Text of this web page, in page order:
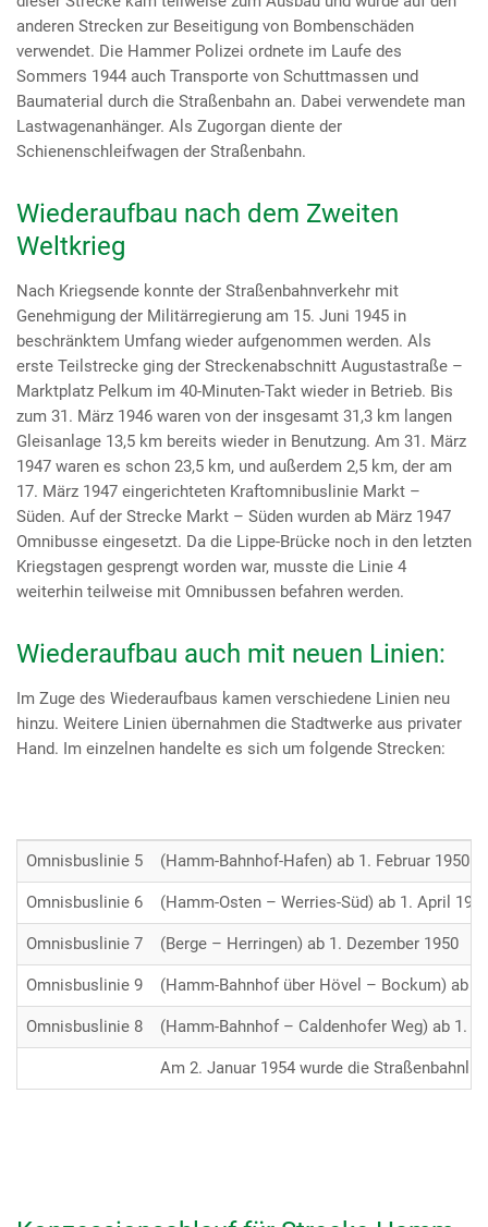
anderen Strecken zur Beseitigung von Bombenschäden
verwendet. Die Hammer Polizei ordnete im Laufe des
Sommers 1944 auch Transporte von Schuttmassen und
Baumaterial durch die Straßenbahn an. Dabei verwendete man
Lastwagenanhänger. Als Zugorgan diente der
Schienenschleifwagen der Straßenbahn.
Wiederaufbau nach dem Zweiten
Weltkrieg
Nach Kriegsende konnte der Straßenbahnverkehr mit
Genehmigung der Militärregierung am 15. Juni 1945 in
beschränktem Umfang wieder aufgenommen werden. Als
erste Teilstrecke ging der Streckenabschnitt Augustastraße –
Marktplatz Pelkum im 40-Minuten-Takt wieder in Betrieb. Bis
zum 31. März 1946 waren von der insgesamt 31,3 km langen
Gleisanlage 13,5 km bereits wieder in Benutzung. Am 31. März
1947 waren es schon 23,5 km, und außerdem 2,5 km, der am
17. März 1947 eingerichteten Kraftomnibuslinie Markt –
Süden. Auf der Strecke Markt – Süden wurden ab März 1947
Omnibusse eingesetzt. Da die Lippe-Brücke noch in den letzten
Kriegstagen gesprengt worden war, musste die Linie 4
weiterhin teilweise mit Omnibussen befahren werden.
Wiederaufbau auch mit neuen Linien:
Im Zuge des Wiederaufbaus kamen verschiedene Linien neu
hinzu. Weitere Linien übernahmen die Stadtwerke aus privater
Hand. Im einzelnen handelte es sich um folgende Strecken:
Omnisbuslinie 5 (Hamm-Bahnhof-Hafen) ab 1. Februar 1950
Omnisbuslinie 6 (Hamm-Osten – Werries-Süd) ab 1. April
Omnisbuslinie 7 (Berge – Herringen) ab 1. Dezember 1950
Omnisbuslinie 9 (Hamm-Bahnhof über Hövel – Bockum) ab
Omnisbuslinie 8 (Hamm-Bahnhof – Caldenhofer Weg) ab 1.
Am 2. Januar 1954 wurde die